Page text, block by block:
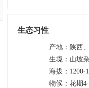
生态习性
产地 ： 陕西
生境 ： 山坡
海拔 ： 1200-
物候 ： 花期